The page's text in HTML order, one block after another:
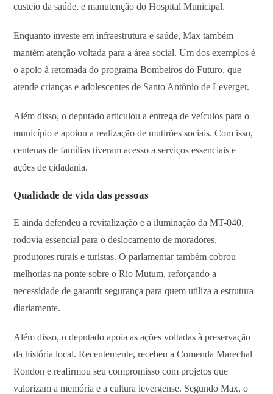
custeio da saúde, e manutenção do Hospital Municipal.
Enquanto investe em infraestrutura e saúde, Max também
mantém atenção voltada para a área social. Um dos exemplos é
o apoio à retomada do programa Bombeiros do Futuro, que
atende crianças e adolescentes de Santo Antônio de Leverger.
Além disso, o deputado articulou a entrega de veículos para o
município e apoiou a realização de mutirões sociais. Com isso,
centenas de famílias tiveram acesso a serviços essenciais e
ações de cidadania.
Qualidade de vida das pessoas
E ainda defendeu a revitalização e a iluminação da MT-040,
rodovia essencial para o deslocamento de moradores,
produtores rurais e turistas. O parlamentar também cobrou
melhorias na ponte sobre o Rio Mutum, reforçando a
necessidade de garantir segurança para quem utiliza a estrutura
diariamente.
Além disso, o deputado apoia as ações voltadas à preservação
da história local. Recentemente, recebeu a Comenda Marechal
Rondon e reafirmou seu compromisso com projetos que
valorizam a memória e a cultura levergense. Segundo Max, o